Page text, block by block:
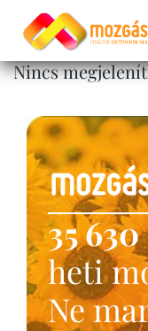
Nincs
35 630
heti
Ne